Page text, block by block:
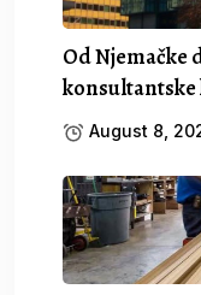
Od Njemačke
konsultantske
August 8,